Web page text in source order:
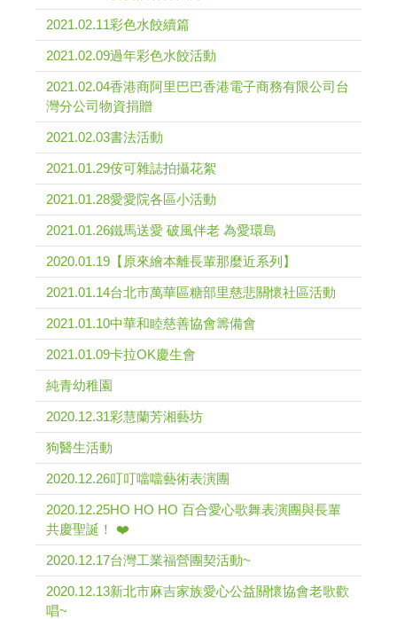
2021.02.11彩色水餃續篇
2021.02.09過年彩色水餃活動
2021.02.04香港商阿里巴巴香港電子商務有限公司台
灣分公司物資捐贈
2021.02.03書法活動
2021.01.29侒可雜誌拍攝花絮
2021.01.28愛愛院各區小活動
2021.01.26鐵馬送愛 破風伴老 為愛環島
2020.01.19【原來繪本離長輩那麼近系列】
2021.01.14台北市萬華區糖部里慈悲關懷社區活動
2021.01.10中華和睦慈善協會籌備會
2021.01.09卡拉OK慶生會
純青幼稚園
2020.12.31彩慧蘭芳湘藝坊
狗醫生活動
2020.12.26叮叮噹噹藝術表演團
2020.12.25HO HO HO 百合愛心歌舞表演團與長輩
共慶聖誕！ ❤️
2020.12.17台灣工業福營團契活動~
2020.12.13新北市麻吉家族愛心公益關懷協會老歌歡
唱~